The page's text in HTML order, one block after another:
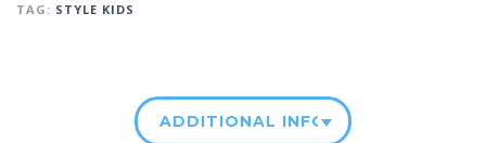
TAG: STYLE KIDS
ADDITIONAL INFORMATION